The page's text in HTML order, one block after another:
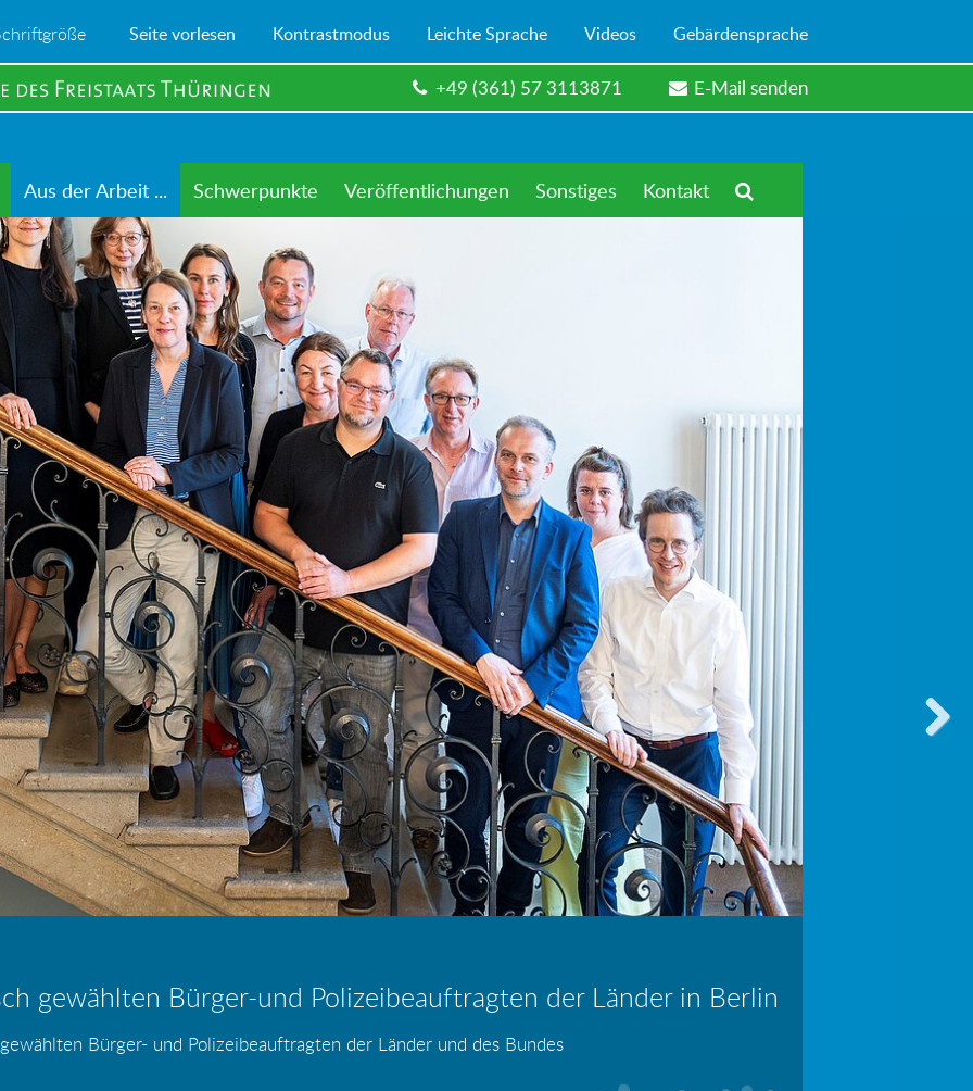
Seite vorlesen Kontrastmodus Leichte Sprache Videos Gebärdensprache
+49 (361) 57 3113871 E-Mail senden
Aus der Arbeit ... Schwerpunkte Veröffentlichungen Sonstiges Kontakt
gewählten Bürger-und Polizeibeauftragten der Länder in Berlin
Bürger- und Polizeibeauftragten der Länder und des Bundes
Information: Die Wohngeldstelle darf Nachweise über Bemühungen zur Aufnahme einer Erwerbstätigkeit fordern
– wer haftet für die Folgen?
Blei - gefährlich und inzwischen auch verboten!
mündlich an die Bürgerbeauftragte wenden. Nutzen Sie auch unser Onlineformular auf dieser